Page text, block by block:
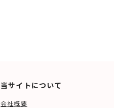
当サイトについて
会社概要